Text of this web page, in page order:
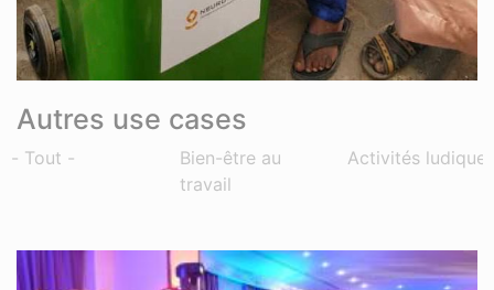
Autres use cases
- Tout -
Bien-être au
travail
Activités